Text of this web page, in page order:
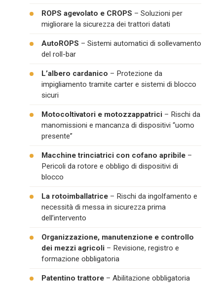
ROPS agevolato e CROPS – Soluzioni per
migliorare la sicurezza dei trattori datati
AutoROPS – Sistemi automatici di sollevamento
del roll-bar
L’albero cardanico – Protezione da
impigliamento tramite carter e sistemi di blocco
sicuri
Motocoltivatori e motozzappatrici – Rischi da
manomissioni e mancanza di dispositivi “uomo
presente”
Macchine trinciatrici con cofano apribile –
Pericoli da rotore e obbligo di dispositivi di
blocco
La rotoimballatrice – Rischi da ingolfamento e
necessità di messa in sicurezza prima
dell’intervento
Organizzazione, manutenzione e controllo
dei mezzi agricoli – Revisione, registro e
formazione obbligatoria
Patentino trattore – Abilitazione obbligatoria